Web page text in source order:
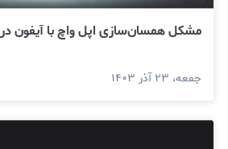
مشکل همسان‌‌سازی اپل واچ با آیفون در
جمعه، ۲۳ آذر ۱۴۰۳